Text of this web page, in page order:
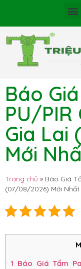
Báo
PU/
Gia Lai
Mới
Trang chủ » Báo Giá
(07/08/2026) Mới Nhất
1 Báo Giá Tấm